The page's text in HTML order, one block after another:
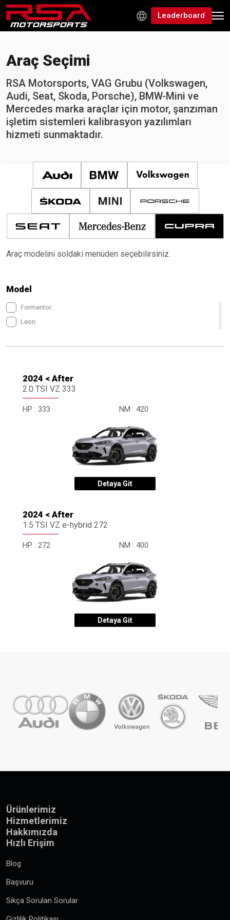
Leaderboard
Araç Seçimi
RSA Motorsports, VAG Grubu (Volkswagen,
Audi, Seat, Skoda, Porsche), BMW-Mini ve
Mercedes marka araçlar için motor, şanzıman
işletim sistemleri kalibrasyon yazılımları
hizmeti sunmaktadır.
Araç modelini soldaki menüden seçebilirsiniz.
Model
Formentor
Leon
2024 < After
2.0 TSI VZ 333
HP : 333 NM : 420
Detaya Git
2024 < After
1.5 TSI VZ e-hybrid 272
HP : 272 NM : 400
Detaya Git
Ürünlerimiz
Hizmetlerimiz
Hakkımızda
Hızlı Erişim
Blog
Başvuru
Sıkça Sorulan Sorular